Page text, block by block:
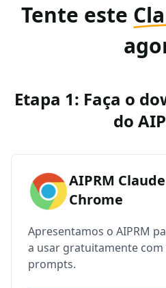
Tente este
Etapa 1: Faça o
do
AIPRM
Chrome
Apresentamos o AIPRM
a usar gratuitamente com
prompts.